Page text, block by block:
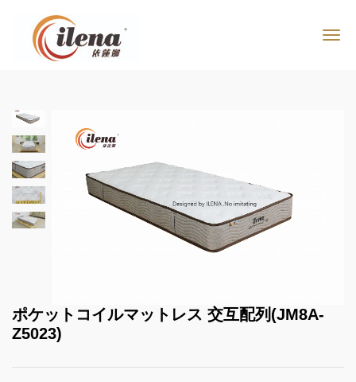
ポケットコイルマットレス 交互配列(JM8A-
Z5023)